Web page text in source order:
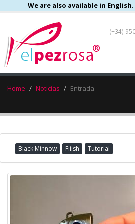
We are also available in
(+34)
Home Noticias Entrada
Black Minnow Fiiish Tutorial